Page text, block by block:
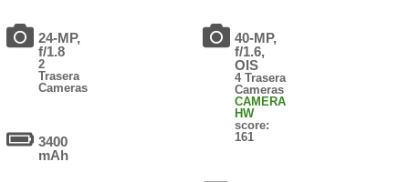
24-MP,
f/1.8
2
Trasera
Cameras
3400
mAh
40-MP,
f/1.6,
OIS
4 Trasera
Cameras
CAMERA
HW
score:
161